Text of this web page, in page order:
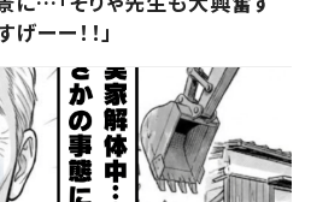
げーー！！」